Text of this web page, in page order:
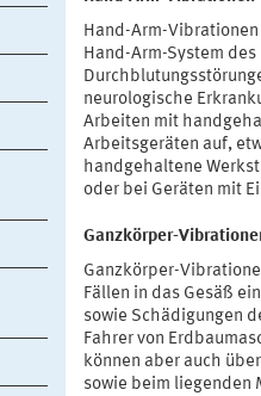
Hand-Arm-
Hand-Arm-System
neurologische
Arbeiten mit
Arbeitsgeräten auf,
handgehaltene
oder bei Geräten mit
Ganzkörper-
Ganzkörper-
Fällen in das Gesäß
sowie Schädigungen
Fahrer von
können aber auch
sowie beim liegenden